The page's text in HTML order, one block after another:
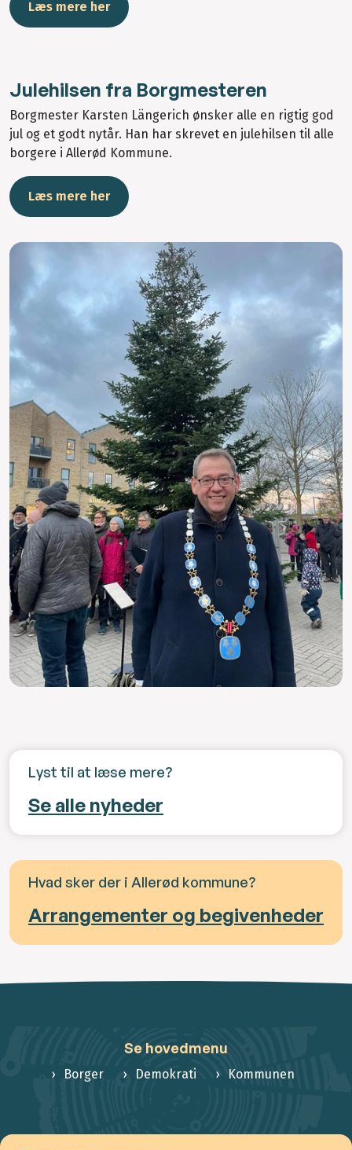
Læs mere her
Julehilsen fra Borgmesteren
Borgmester Karsten Längerich ønsker alle en rigtig god
jul og et godt nytår. Han har skrevet en julehilsen til alle
borgere i Allerød Kommune.
Læs mere her
Lyst til at læse mere?
Se alle nyheder
Hvad sker der i Allerød kommune?
Arrangementer og begivenheder
Se hovedmenu
Borger Demokrati Kommunen